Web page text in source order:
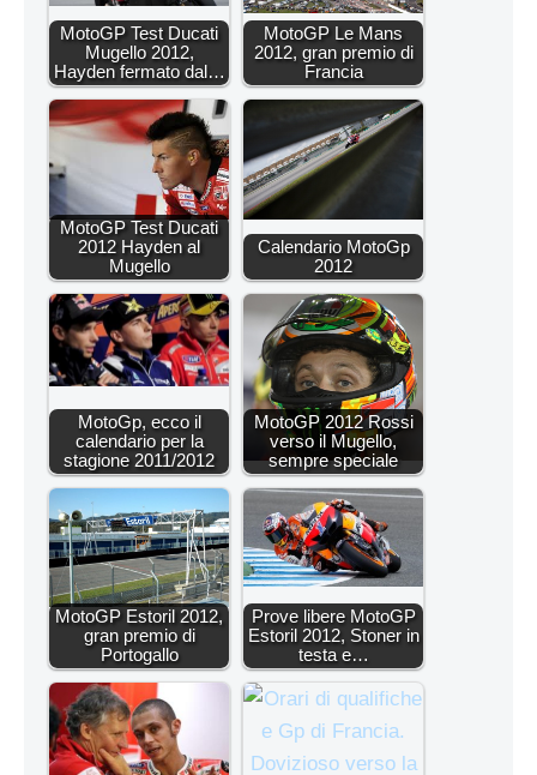
MotoGP Test Ducati
Mugello 2012,
Hayden fermato dal…
MotoGP Le Mans
2012, gran premio di
Francia
MotoGP Test Ducati
2012 Hayden al
Mugello
Calendario MotoGp
2012
MotoGp, ecco il
calendario per la
stagione 2011/2012
MotoGP 2012 Rossi
verso il Mugello,
sempre speciale
MotoGP Estoril 2012,
gran premio di
Portogallo
Prove libere MotoGP
Estoril 2012, Stoner in
testa e…